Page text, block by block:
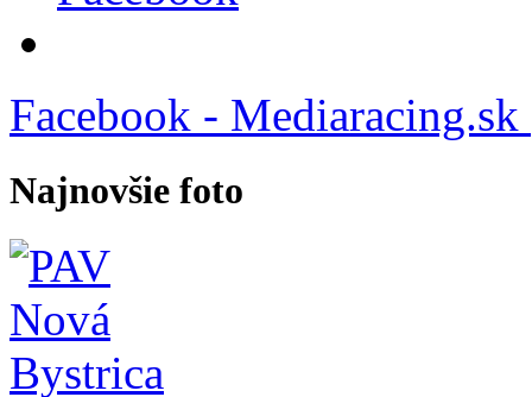
Facebook - Mediaracing.sk
Najnovšie foto